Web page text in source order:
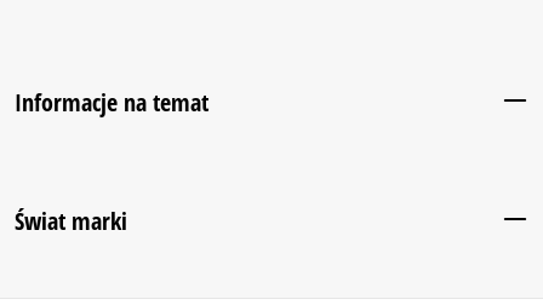
Informacje na temat
Świat marki